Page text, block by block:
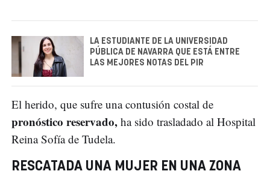
LA ESTUDIANTE DE LA UNIVERSIDAD
PÚBLICA DE NAVARRA QUE ESTÁ ENTRE
LAS MEJORES NOTAS DEL PIR
El herido, que sufre una contusión costal de
pronóstico reservado, ha sido trasladado al Hospital
Reina Sofía de Tudela.
RESCATADA UNA MUJER EN UNA ZONA